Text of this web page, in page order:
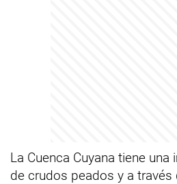
La Cuenca Cuyana tiene
de crudos peados y a